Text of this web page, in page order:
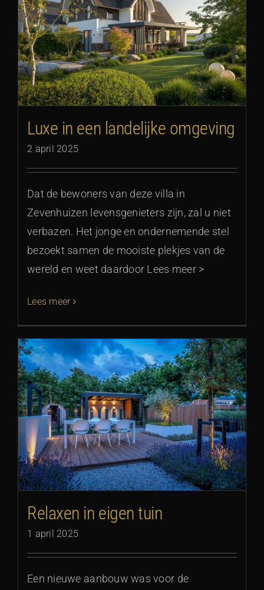
Luxe in een landelijke omgeving
2 april 2025
Dat de bewoners van deze villa in
Zevenhuizen levensgenieters zijn, zal u niet
verbazen. Het jonge en ondernemende stel
bezoekt samen de mooiste plekjes van de
wereld en weet daardoor Lees meer >
Lees meer
Relaxen in eigen tuin
1 april 2025
Een nieuwe aanbouw was voor de